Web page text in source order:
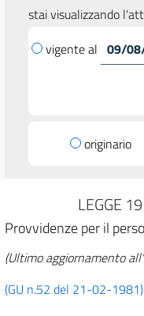
stai visualizzando
vigente al
originario
LEGGE
Provvidenze per il
(Ultimo aggiornamento
(GU n.52 del 21-02-1981)